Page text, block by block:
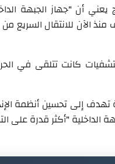
أن "جهاز الجبهة
الآن للانتقال السريع
كانت تتلقى في
إلى تحسين أنظمة
الداخلية "أكثر قدرة على